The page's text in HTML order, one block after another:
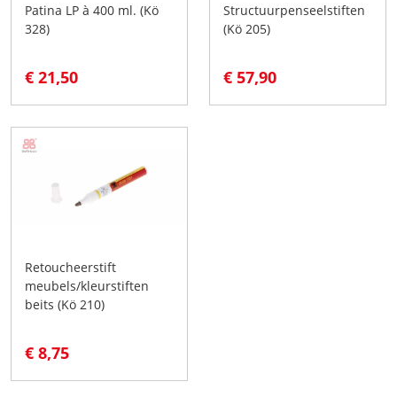
Patina LP à 400 ml. (Kö
328)
€ 21,50
Structuurpenseelstiften
(Kö 205)
€ 57,90
Retoucheerstift
meubels/kleurstiften
beits (Kö 210)
€ 8,75